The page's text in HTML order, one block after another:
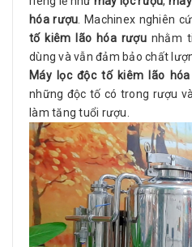
hóa rượu . Machinex nghiên
tố kiêm lão hóa rượunhằm
dùng và vẫn đảm bảo chất
Máy lọc độc tố kiêm lão
những độc tố có trong rượu
làm tăng tuổi rượu.